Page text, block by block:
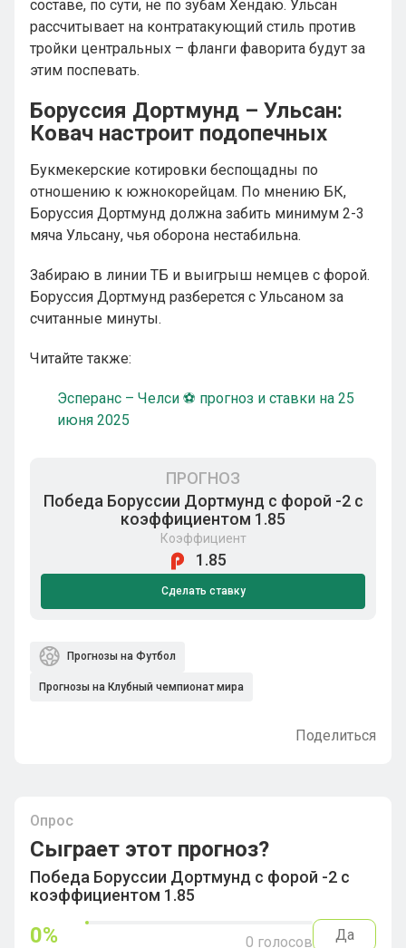
составе, по сути, не по зубам Хендаю. Ульсан
рассчитывает на контратакующий стиль против
тройки центральных – фланги фаворита будут за
этим поспевать.
Боруссия Дортмунд – Ульсан:
Ковач настроит подопечных
Букмекерские котировки беспощадны по
отношению к южнокорейцам. По мнению БК,
Боруссия Дортмунд должна забить минимум 2-3
мяча Ульсану, чья оборона нестабильна.
Забираю в линии ТБ и выигрыш немцев с форой.
Боруссия Дортмунд разберется с Ульсаном за
считанные минуты.
Читайте также:
Эсперанс – Челси ⚽ прогноз и ставки на 25
июня 2025
ПРОГНОЗ
Победа Боруссии Дортмунд с форой -2 с
коэффициентом 1.85
Коэффициент
1.85
Сделать ставку
Прогнозы на Футбол
Прогнозы на Клубный чемпионат мира
Поделиться
Опрос
Сыграет этот прогноз?
Победа Боруссии Дортмунд с форой -2 с
коэффициентом 1.85
0% 0 голосов Да